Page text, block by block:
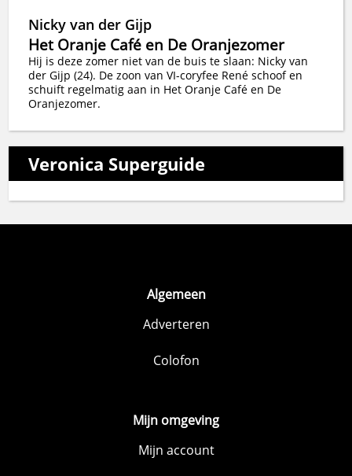
Nicky van der Gijp
Het Oranje Café en De Oranjezomer
Hij is deze zomer niet van de buis te slaan: Nicky van
der Gijp (24). De zoon van VI-coryfee René schoof en
schuift regelmatig aan in Het Oranje Café en De
Oranjezomer.
Veronica Superguide
Algemeen
Adverteren
Colofon
Mijn omgeving
Mijn account